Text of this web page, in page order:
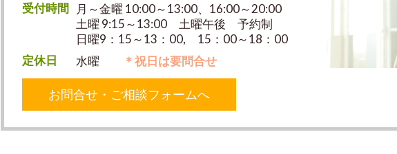
受付時間
月～金曜 10:00～13:00、16:00～20:00
土曜 9:15～13:00 土曜午後 予約制
日曜9：15～13：00, 15：00～18：00
定休日
水曜 ＊祝日は要問合せ
お問合せ・ご相談フォームへ